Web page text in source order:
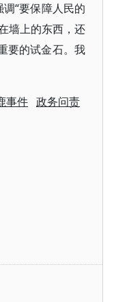
“要保障人民的
墙上的东西，还
要的试金石。我
事件 政务问责